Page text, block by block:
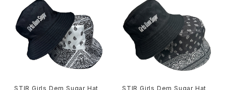
STIR Girls Dem Sugar Hat STIR Girls Dem Sugar Hat